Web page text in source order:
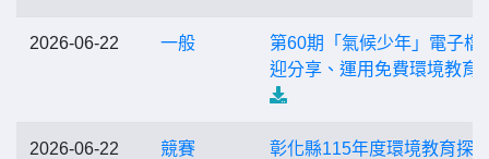
2026-06-22 一般
第60期「氣候少年」電子檔
迎分享、運用免費環境教育
2026-06-22 競賽
彰化縣115年度環境教育探